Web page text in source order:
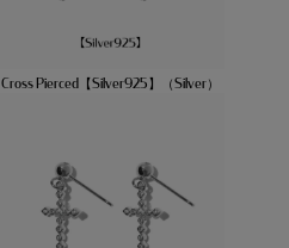
Cross Pierced【Silver925】（Silver）